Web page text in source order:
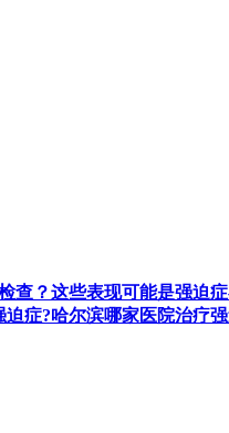
查？这些表现可能是强迫
症?哈尔滨哪家医院治疗